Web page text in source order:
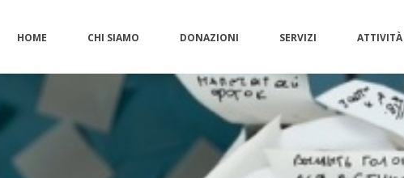
HOME CHI SIAMO DONAZIONI SERVIZI ATTIVITÀ